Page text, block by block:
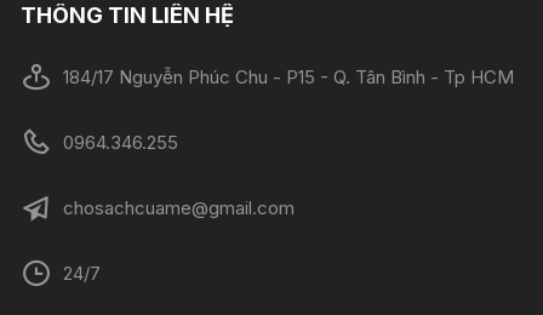
THÔNG TIN LIÊN HỆ
184/17 Nguyễn Phúc Chu - P15 - Q. Tân Bình - Tp HCM
0964.346.255
chosachcuame@gmail.com
24/7